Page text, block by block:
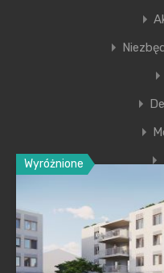
Jarosław Knap
Wyróżnione